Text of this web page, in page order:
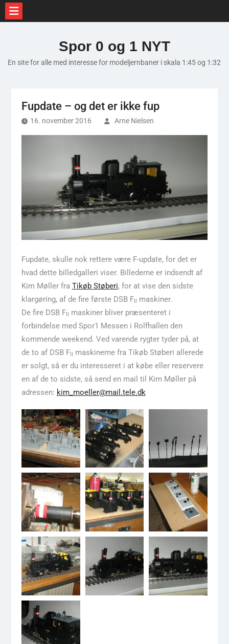
Spor 0 og 1 NYT
En site for alle med interesse for modeljernbaner i skala 1:45 og 1:32
Fupdate – og det er ikke fup
16. november 2016 Arne Nielsen
Fupdate, skulle nok rettere være F-update, for det er
hvad dette billedgalleri viser. Billederne er indsendt af
Kim Møller fra Tikøb Støberi, for at vise den sidste
klargøring, af de fire første DSB F
maskiner.
De fire DSB F
maskiner bliver præsenteret i
forbindelse med Spor1 Messen i Rolfhallen den
kommende weekend. Ved varende rygter tyder på, at
de to af DSB F
maskinerne fra Tikøb Støberi allerede
er solgt, så er du interesseret i at købe eller reservere
en af de to sidste, så send en mail til Kim Møller på
adressen: kim_moeller@mail.tele.dk